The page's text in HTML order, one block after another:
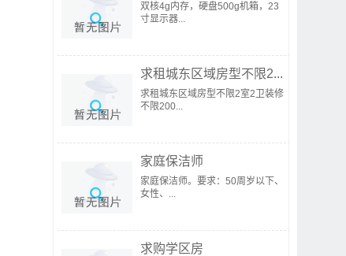
双核4g内存，硬盘500g机箱，23
寸显示器...
求租城东区域房型不限2...
求租城东区域房型不限2室2卫装修
不限200...
家庭保洁师
家庭保洁师。要求：50周岁以下、
女性、...
求购学区房